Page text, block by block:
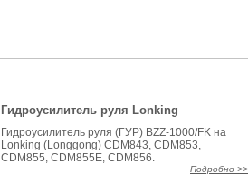
Гидроусилитель руля Lonking
Гидроусилитель руля (ГУР) BZZ-1000/FK на
Lonking (Longgong) CDM843, CDM853,
CDM855, CDM855E, CDM856.
Подробно >>